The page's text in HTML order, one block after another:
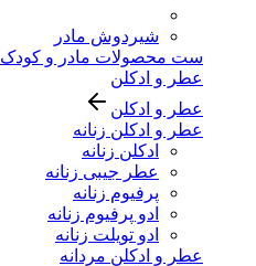
شیردوش مادر
ست محصولات مادر و کودک
عطر و ادکلن
عطر و ادکلن
عطر و ادکلن زنانه
ادکلن زنانه
عطر جیبی زنانه
پرفیوم زنانه
ادو پرفیوم زنانه
ادو تویلت زنانه
عطر و ادکلن مردانه